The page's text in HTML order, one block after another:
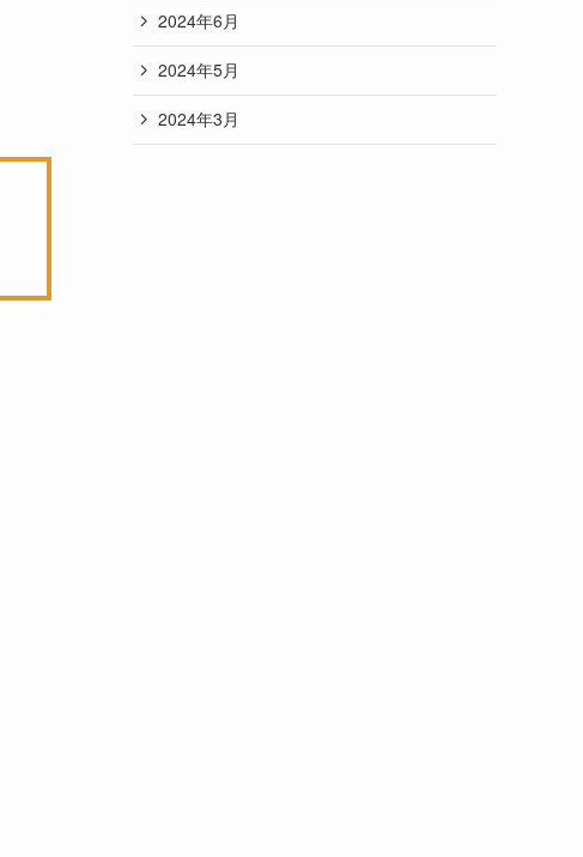
2024年6月
2024年5月
2024年3月